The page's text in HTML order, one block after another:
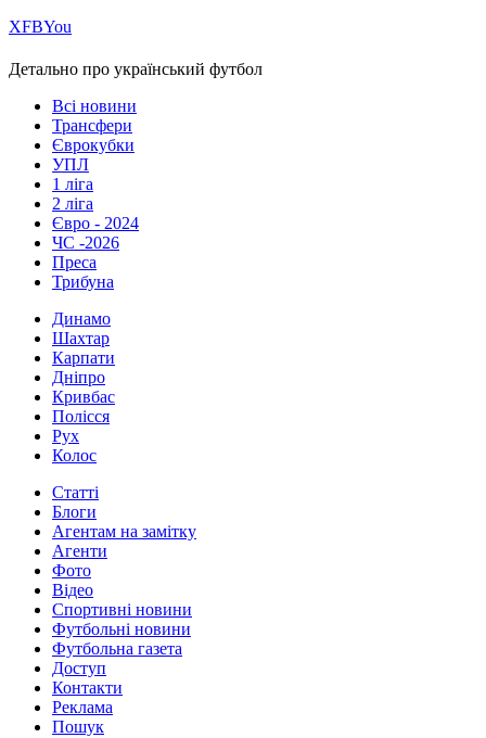
ХFBYou
Детально про український футбол
Всі новини
Трансфери
Єврокубки
УПЛ
1 ліга
2 ліга
Євро - 2024
ЧС -2026
Преса
Трибуна
Динамо
Шахтар
Карпати
Дніпро
Кривбас
Полісся
Рух
Колос
Статті
Блоги
Агентам на замітку
Агенти
Фото
Відео
Спортивні новини
Футбольні новини
Футбольна газета
Доступ
Контакти
Реклама
Пошук